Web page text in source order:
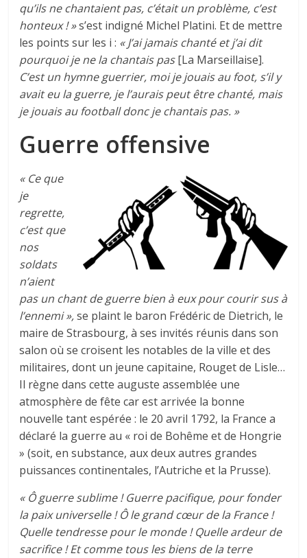
qu’ils ne chantaient pas, c’était un problème, c’est
honteux ! »s’est indigné Michel Platini. Et de mettre
les points sur les i : « J’ai jamais chanté et j’ai dit
pourquoi je ne la chantais pas[La Marseillaise].
C’est un hymne guerrier, moi je jouais au foot, s’il y
avait eu la guerre, je l’aurais peut être chanté, mais
je jouais au football donc je chantais pas. »
Guerre offensive
« Ce que
je
regrette,
c’est que
nos
soldats
n’aient
pas un chant de guerre bien à eux pour courir sus à
l’ennemi »,se plaint le baron Frédéric de Dietrich, le
maire de Strasbourg, à ses invités réunis dans son
salon où se croisent les notables de la ville et des
militaires, dont un jeune capitaine, Rouget de Lisle…
Il règne dans cette auguste assemblée une
atmosphère de fête car est arrivée la bonne
nouvelle tant espérée : le 20 avril 1792, la France a
déclaré la guerre au « roi de Bohême et de Hongrie
» (soit, en substance, aux deux autres grandes
puissances continentales, l’Autriche et la Prusse).
« Ô guerre sublime ! Guerre pacifique, pour fonder
la paix universelle ! Ô le grand cœur de la France !
Quelle tendresse pour le monde ! Quelle ardeur de
sacrifice ! Et comme tous les biens de la terre